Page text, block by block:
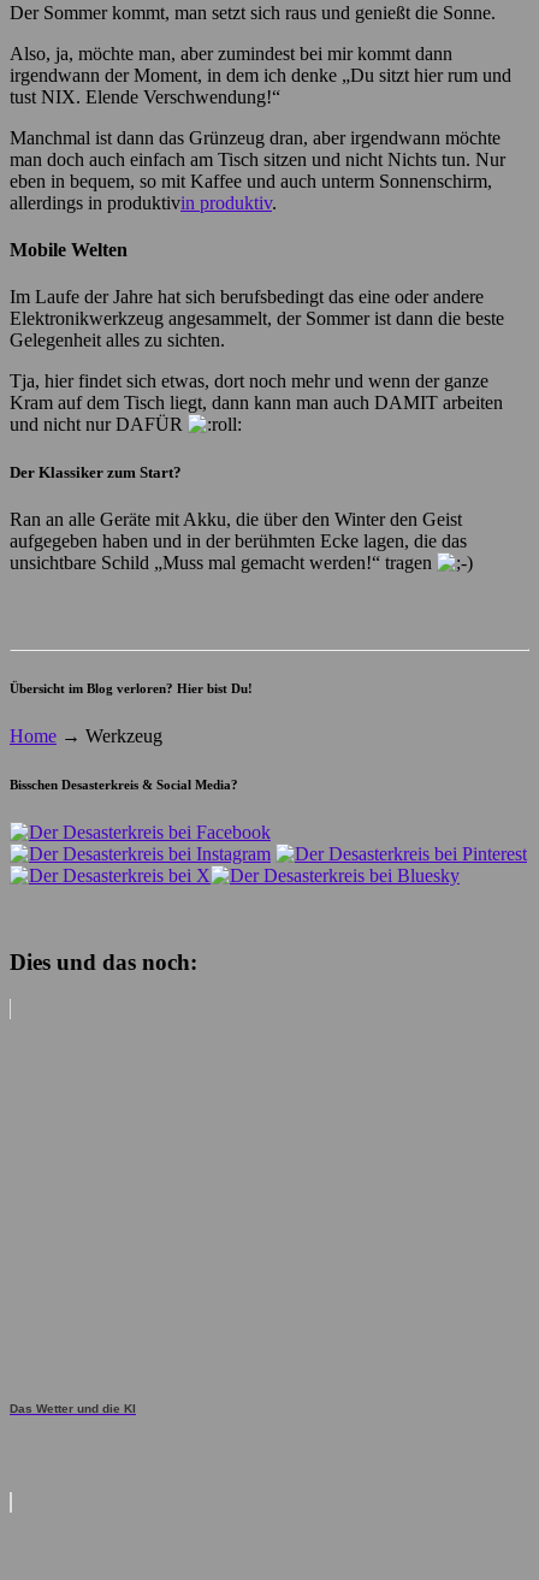
Der Sommer kommt, man setzt sich raus und genießt die Sonne.
Also, ja, möchte man, aber zumindest bei mir kommt dann
irgendwann der Moment, in dem ich denke „Du sitzt hier rum und
tust NIX. Elende Verschwendung!“
Manchmal ist dann das Grünzeug dran, aber irgendwann möchte
man doch auch einfach am Tisch sitzen und nicht Nichts tun. Nur
eben in bequem, so mit Kaffee und auch unterm Sonnenschirm,
allerdings in produktivin produktiv.
Mobile Welten
Im Laufe der Jahre hat sich berufsbedingt das eine oder andere
Elektronikwerkzeug angesammelt, der Sommer ist dann die beste
Gelegenheit alles zu sichten.
Tja, hier findet sich etwas, dort noch mehr und wenn der ganze
Kram auf dem Tisch liegt, dann kann man auch DAMIT arbeiten
und nicht nur DAFÜR
Der Klassiker zum Start?
Ran an alle Geräte mit Akku, die über den Winter den Geist
aufgegeben haben und in der berühmten Ecke lagen, die das
unsichtbare Schild „Muss mal gemacht werden!“ tragen
Übersicht im Blog verloren? Hier bist Du!
Home → Werkzeug
Bisschen Desasterkreis & Social Media?
Dies und das noch:
Das Wetter und die KI